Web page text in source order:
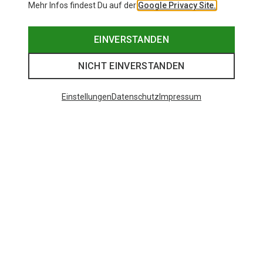
Mehr Infos findest Du auf der Google Privacy Site.
EINVERSTANDEN
NICHT EINVERSTANDEN
EinstellungenDatenschutz Impressum